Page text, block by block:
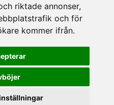
riktade annonser,
och för
kommer ifrån.